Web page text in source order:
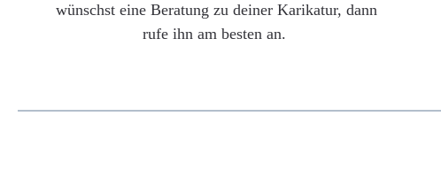
wünschst eine Beratung zu deiner Karikatur, dann
rufe ihn am besten an.